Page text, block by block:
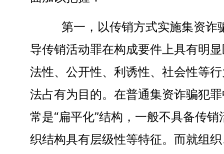
第一，以传销方式实施集资诈骗
导传销活动罪在构成要件上具有明
法性、公开性、利诱性、社会性等
法占有为目的。在普通集资诈骗犯
常是“扁平化”结构，一般不具备传
织结构具有层级性等特征。而就组